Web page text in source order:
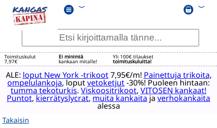
﹀ ﹀
Toimituskulut
7,97€
Ei minimiä
kankaan mitalle!
Yli 100€ tilaukset
toimituskuluitta!
ALE: loput New York -trikoot7,95€/m! Painettuja trikoita,
ompelulankoja, loputvetoketjut-30%! Puoleen hintaan:
tumma tekoturkis. Viskoositrikoot, VITOSEN kankaat!
Puntot,kierrätyslycrat,muita kankaitajaverhokankaita
alessa
Takaisin